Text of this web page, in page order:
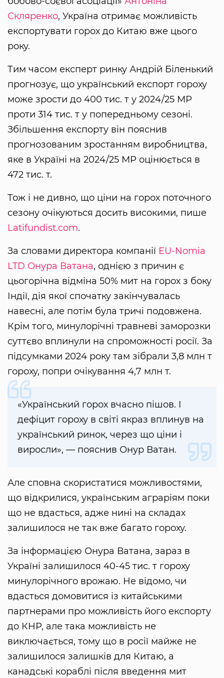
Скляренко, Україна отримає можливість
експортувати горох до Китаю вже цього
року.
Тим часом експерт ринку Андрій Біленький
прогнозує, що український експорт гороху
може зрости до 400 тис. т у 2024/25 МР
проти 314 тис. т у попередньому сезоні.
Збільшення експорту він пояснив
прогнозованим зростанням виробництва,
яке в Україні на 2024/25 МР оцінюється в
472 тис. т.
Тож і не дивно, що ціни на горох поточного
сезону очікуються досить високими, пише
Latifundist.com.
За словами директора компанії EU-Nomia
LTD Онура Ватана, однією з причин є
цьогорічна відміна 50% мит на горох з боку
Індії, дія якої спочатку закінчувалась
навесні, але потім була тричі подовжена.
Крім того, минулорічні травневі заморозки
суттєво вплинули на спроможності росії. За
підсумками 2024 року там зібрали 3,8 млн т
гороху, попри очікування 4,7 млн т.
«Український горох вчасно пішов. І
дефіцит гороху в світі якраз вплинув на
український ринок, через що ціни і
виросли», — пояснив Онур Ватан.
Але сповна скористатися можливостями,
що відкрилися, українським аграріям поки
що не вдасться, адже нині на складах
залишилося не так вже багато гороху.
За інформацією Онура Ватана, зараз в
Україні залишилося 40-45 тис. т гороху
минулорічного врожаю. Не відомо, чи
вдасться домовитися із китайськими
партнерами про можливість його експорту
до КНР, але така можливість не
виключається, тому що в росії майже не
залишилося залишків для Китаю, а
канадські кораблі після введення мит